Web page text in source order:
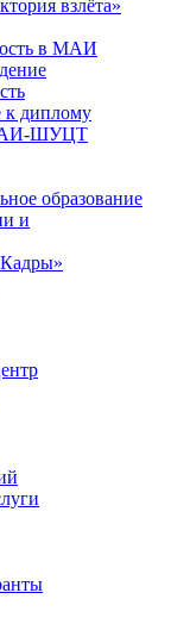
взлёта»
в МАИ
к диплому
ШУЦТ
образование
и